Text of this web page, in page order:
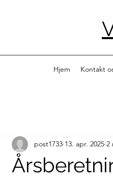
Hjem Kontakt
post1733 13. apr. 2025 2